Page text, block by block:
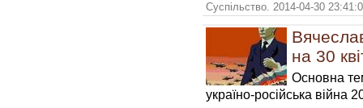
Суспільство. 2014-04-30
на 30
Основна
україно-російська війна